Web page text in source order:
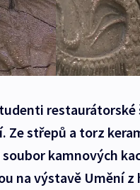
Ze střepů a torz
kamnových
na výstavě Umění